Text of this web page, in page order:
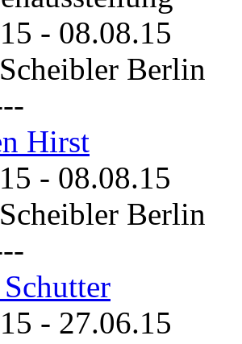
- 08.08.15
Berlin
Hirst
- 08.08.15
Berlin
- 27.06.15